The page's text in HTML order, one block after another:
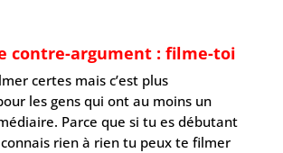
contre-argument : filme-toi
certes mais c’est plus
les gens qui ont au moins un
Parce que si tu es débutant
rien à rien tu peux te filmer